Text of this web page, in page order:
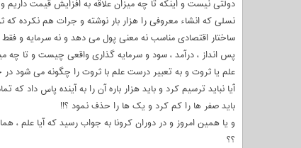
دولتی نیست و اینکه تا چه میزان علاقه به افزایش قیمت
نسلی که انشاء معروفی را هزار بار نوشته و جرات هم نکرده که
ساختار اقتصادی مناسب نه معنی پول می دهد و نه سرمایه و
پس انداز ، درآمد ، سود و سرمایه گذاری واقعی چیست و تا چه
علم یا ثروت و به تعبیر درست علم با ثروت را چگونه می شود در
آیا نباید ترسیم کرد و باید هزار باره آن را به آینده پاس داد که
باید صفر ها را کم کرد و یک ها را حذف نمود ؟!!
و یا همین امروز و در دوران کرونا به جواب رسید که آیا علم ،
؟؟